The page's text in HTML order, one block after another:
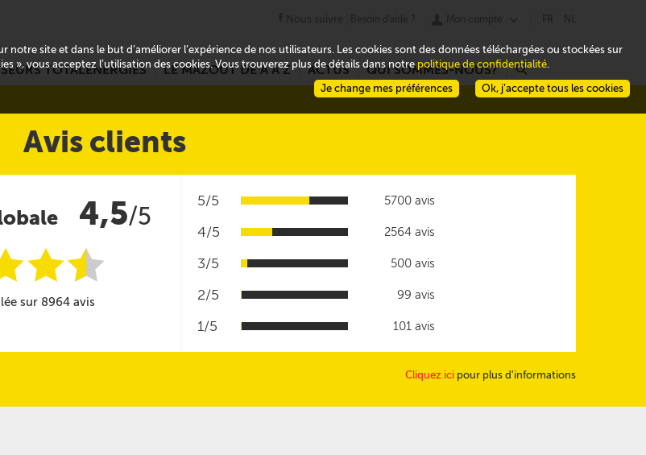
TOTALENERGIES LE MAZOUT DE A À Z ACTUS QUI SOMMES-NOUS? r
Avis clients
4,5/5
ii
@
sur 8964 avis
5/5 5700 avis
4/5 2564 avis
3/5 500 avis
2/5 99 avis
1/5 101 avis
Cliquez ici pour plus d'informations
site et dans le but d’améliorer l’expérience de nos utilisateurs. Les cookies sont des données téléchargées ou stockées sur
», vous acceptez l’utilisation des cookies. Vous trouverez plus de détails dans notre politique de confidentialité.
Ok, j’accepte tous les cookies
Je change mes préférences